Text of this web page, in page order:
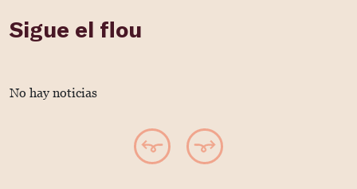
Sigue el flou
No hay noticias